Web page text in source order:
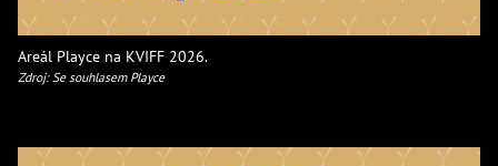
Areál Playce na KVIFF 2026.
Zdroj: Se souhlasem Playce